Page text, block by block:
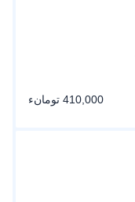
410,000 تومانء